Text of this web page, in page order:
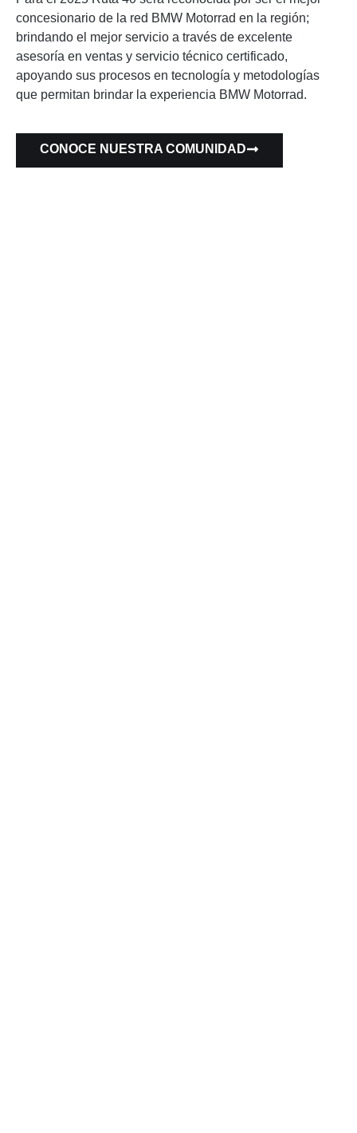
concesionario de la red BMW Motorrad en la región;
brindando el mejor servicio a través de excelente
asesoría en ventas y servicio técnico certificado,
apoyando sus procesos en tecnología y metodologías
que permitan brindar la experiencia BMW Motorrad.
CONOCE NUESTRA COMUNIDAD